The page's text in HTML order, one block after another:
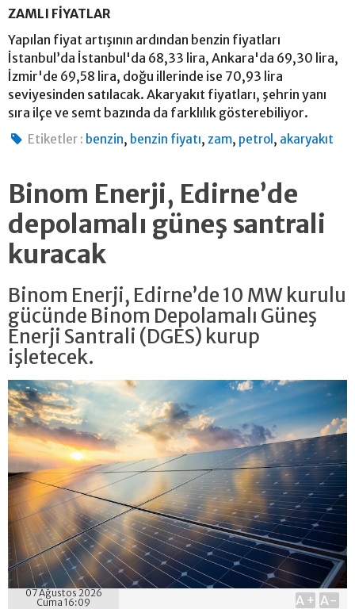
ZAMLI FİYATLAR
Yapılan fiyat artışının ardından benzin fiyatları
İstanbul’da İstanbul'da 68,33 lira, Ankara'da 69,30 lira,
İzmir'de 69,58 lira, doğu illerinde ise 70,93 lira
seviyesinden satılacak. Akaryakıt fiyatları, şehrin yanı
sıra ilçe ve semt bazında da farklılık gösterebiliyor.
Etiketler : benzin, benzin fiyatı, zam, petrol , akaryakıt
Binom Enerji, Edirne’de
depolamalı güneş santrali
kuracak
Binom Enerji, Edirne’de 10 MW kurulu
gücünde Binom Depolamalı Güneş
Enerji Santrali (DGES) kurup
işletecek.
07 Ağustos 2026
Cuma 16:09
A+ A-